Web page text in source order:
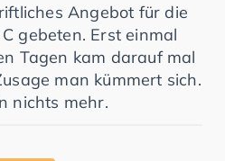
Angebot für die
gebeten. Erst einmal
Tagen kam darauf mal
man kümmert sich.
nichts mehr.